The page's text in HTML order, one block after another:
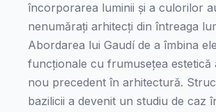
încorporarea luminii și a culorilor
nenumărați arhitecți din întreaga
Abordarea lui Gaudí de a îmbina
funcționale cu frumusețea estetică
nou precedent în arhitectură.
bazilicii a devenit un studiu de caz